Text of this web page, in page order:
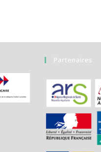
Partenaires